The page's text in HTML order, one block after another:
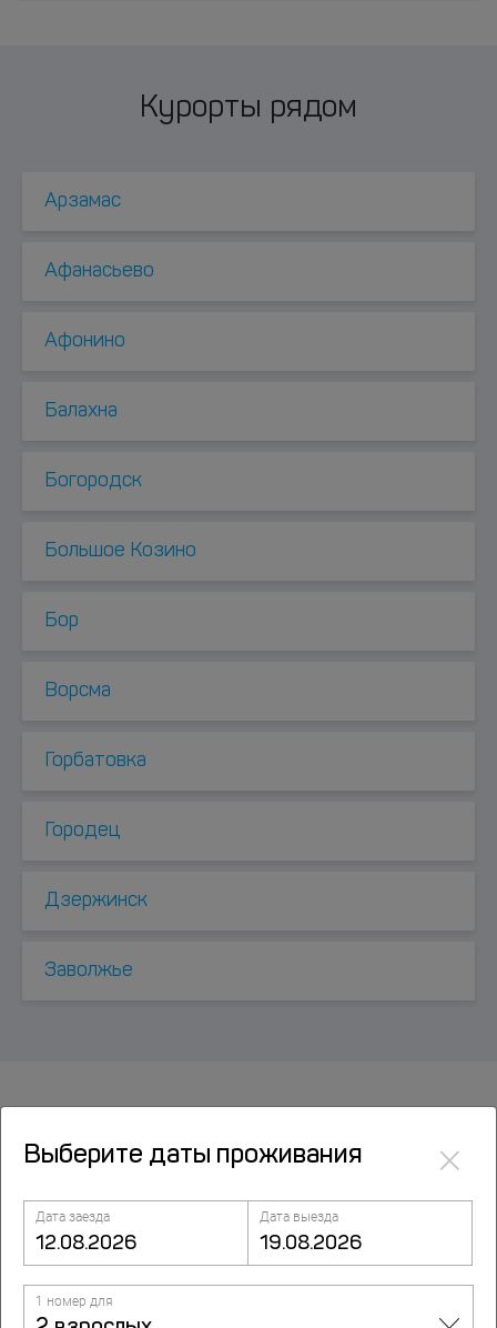
Курорты рядом
Арзамас
Афанасьево
Афонино
Балахна
Богородск
Большое Козино
Бор
Ворсма
Горбатовка
Городец
Дзержинск
Заволжье
Апартаменты двухкомнатные рядом с парком
Швейцария
Выберите даты проживания ×
Дата заезда Дата выезда
1 номер для